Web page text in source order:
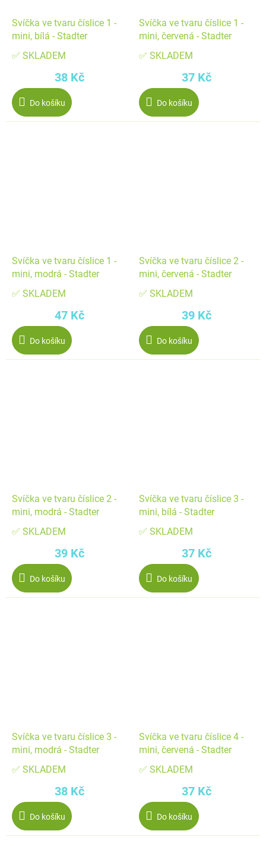
Svíčka ve tvaru číslice 1 -
mini, bílá - Stadter
✅ SKLADEM
38 Kč
Do košíku
Svíčka ve tvaru číslice 1 -
mini, červená - Stadter
✅ SKLADEM
37 Kč
Do košíku
Svíčka ve tvaru číslice 1 -
mini, modrá - Stadter
✅ SKLADEM
47 Kč
Do košíku
Svíčka ve tvaru číslice 2 -
mini, červená - Stadter
✅ SKLADEM
39 Kč
Do košíku
Svíčka ve tvaru číslice 2 -
mini, modrá - Stadter
✅ SKLADEM
39 Kč
Do košíku
Svíčka ve tvaru číslice 3 -
mini, bílá - Stadter
✅ SKLADEM
37 Kč
Do košíku
Svíčka ve tvaru číslice 3 -
mini, modrá - Stadter
✅ SKLADEM
38 Kč
Do košíku
Svíčka ve tvaru číslice 4 -
mini, červená - Stadter
✅ SKLADEM
37 Kč
Do košíku